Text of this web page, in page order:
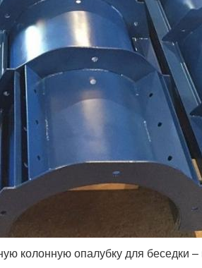
колонную опалубку для беседки